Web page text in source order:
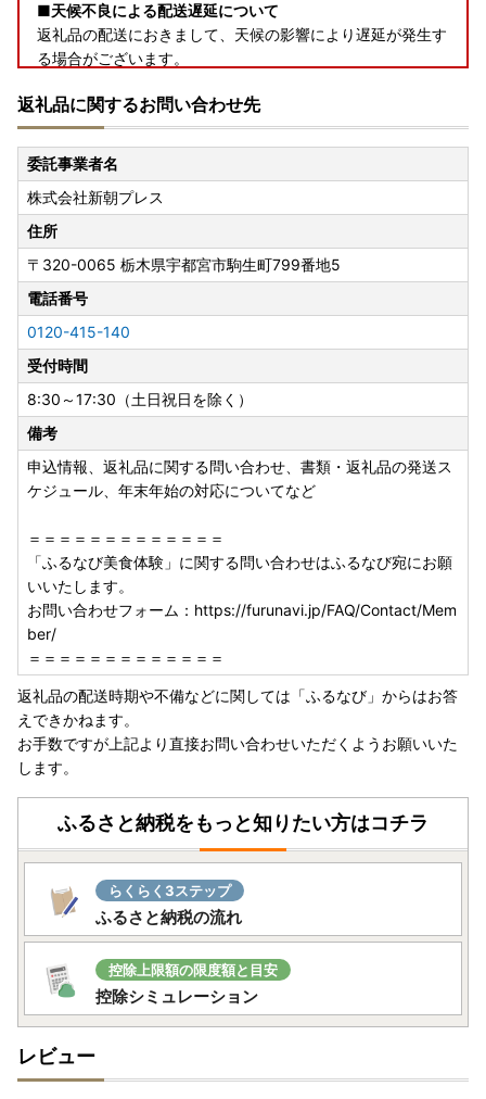
■天候不良による配送遅延について
返礼品の配送におきまして、天候の影響により遅延が発生す
る場合がございます。
い申し上げます。
なお、出荷後の配送状況につきましては、お手数ですが運送
会社まで直接お問い合わせください。
―――――――――――――――――――――――――――
―――――――――――――
【返礼品のお届けについて】
配送期日は、あくまで目安です。
同日にお申込いただいた場合でも、発送の準備の状況によ
り、別々に配送される場合がございます。
【返礼品のお申込みについて】
■寄付者様ご都合での受け取り不可について
長期不在など、寄付者様のご都合でお受け取りができなかっ
た場合の再送はいたしかねます。
お申し込み時に「備考欄」へご記入いただき、必ずお知らせ
くださいますようお願いいたします。
■確認・案内メールについて
お申込み・決済完了の際には申込み確認メール、
ご予約・期間限定品につきましては発送時期案内メール
発送の際には発送案内メールをお送りしております。
必ずメールをご確認いただき、お受け取りいただきますよう
お願いいたします。
■フルーツ・野菜等の返礼品について
天災・天候等諸事情の影響による収穫量の激減、著しい品質
問題などが生じた場合には、
発送順延・発送不可となる場合がございます。
るなどの対応をさせていただきます。
【ワンストップ特例申請書について】
ワンストップ特例申請書は、寄附金受領証明書とともにお送
りしています。
ワンストップ特例申請書、寄附金受領証明書ともに、お申込
しています。
ワンストップ特例申請書は、予めご寄附者様の情報を印字し
返礼品に関するお問い合わせ先
委託事業者名
株式会社新朝プレス
住所
〒320-0065 栃木県宇都宮市駒生町799番地5
電話番号
0120-415-140
受付時間
8:30～17:30（土日祝日を除く）
備考
申込情報、返礼品に関する問い合わせ、書類・返礼品の発送ス
ケジュール、年末年始の対応についてなど
＝＝＝＝＝＝＝＝＝＝＝＝＝
「ふるなび美食体験」に関する問い合わせはふるなび宛にお願
いいたします。
お問い合わせフォーム：https://furunavi.jp/FAQ/Contact/Mem
ber/
＝＝＝＝＝＝＝＝＝＝＝＝＝
返礼品の配送時期や不備などに関しては「ふるなび」からはお答
えできかねます。
お手数ですが上記より直接お問い合わせいただくようお願いいた
します。
ふるさと納税をもっと知りたい方はコチラ
らくらく3ステップ
ふるさと納税の流れ
控除上限額の限度額と目安
控除シミュレーション
レビュー